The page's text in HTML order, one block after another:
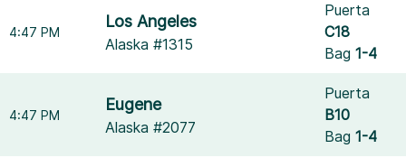
4:47 PM
Los Angeles
Alaska #1315
Puerta
C18
Bag1-4
4:47 PM
Eugene
Alaska #2077
Puerta
B10
Bag1-4